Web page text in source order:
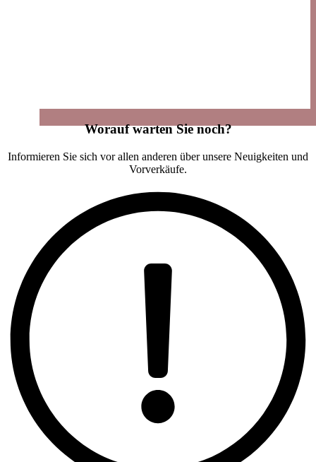
Worauf warten Sie noch?
Informieren Sie sich vor allen anderen über unsere Neuigkeiten und
Vorverkäufe.